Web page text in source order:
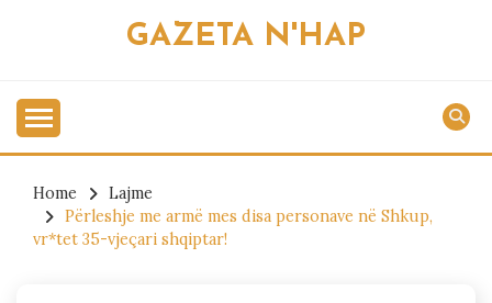
GAZETA N'HAP
Home
Lajme
Përleshje me armë mes disa personave në Shkup,
vr*tet 35-vjeçari shqiptar!